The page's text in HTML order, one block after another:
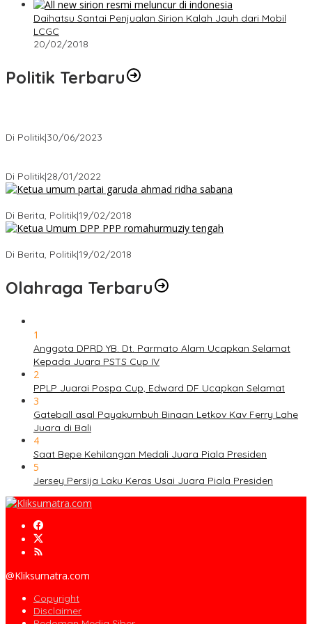
Daihatsu Santai Penjualan Sirion Kalah Jauh dari Mobil
LCGC
20/02/2018
Politik Terbaru
Di Politik|30/06/2023
Di Politik|28/01/2022
Di Berita, Politik|19/02/2018
Di Berita, Politik|19/02/2018
Olahraga Terbaru
1
Anggota DPRD YB. Dt. Parmato Alam Ucapkan Selamat
Kepada Juara PSTS Cup IV
2
PPLP Juarai Pospa Cup, Edward DF Ucapkan Selamat
3
Gateball asal Payakumbuh Binaan Letkov Kav Ferry Lahe
Juara di Bali
4
Saat Bepe Kehilangan Medali Juara Piala Presiden
5
Jersey Persija Laku Keras Usai Juara Piala Presiden
@Kliksumatra.com
Copyright
Disclaimer